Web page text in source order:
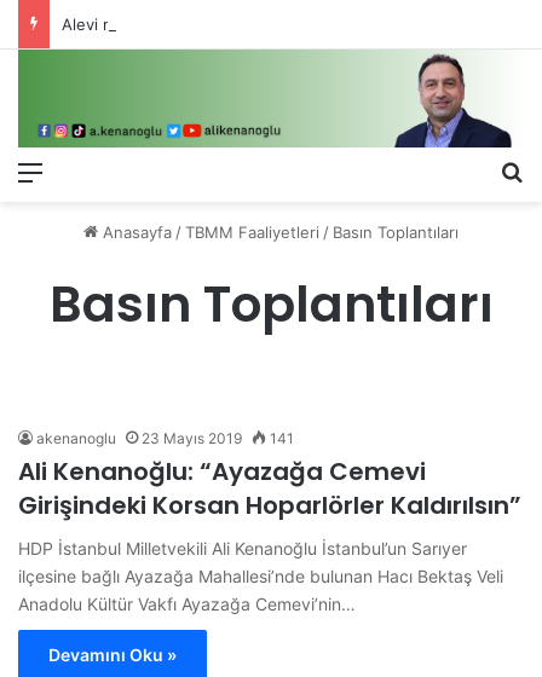
Menü
Anasayfa /TBMM Faaliyetleri / Basın Toplantıları
Basın Toplantıları
akenanoglu 23 Mayıs 2019 141
Ali Kenanoğlu: “Ayazağa Cemevi
Girişindeki Korsan Hoparlörler Kaldırılsın”
HDP İstanbul Milletvekili Ali Kenanoğlu İstanbul’un Sarıyer
ilçesine bağlı Ayazağa Mahallesi’nde bulunan Hacı Bektaş Veli
Anadolu Kültür Vakfı Ayazağa Cemevi’nin…
Devamını Oku »